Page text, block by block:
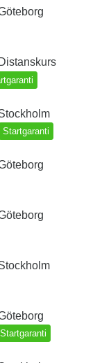
Startgaranti
Startgaranti